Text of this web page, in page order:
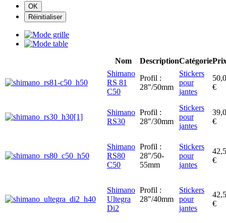
Nom DescriptionCatégorie
Shimano
RS 81
C50
Profil :
28"/50mm
Stickers
pour
jantes
50,0
€
Shimano
RS30
Profil :
28"/30mm
Stickers
pour
jantes
39,0
€
Shimano
RS80
C50
Profil :
28"/50-
55mm
Stickers
pour
jantes
42,5
€
Shimano
Ultegra
Di2
Profil :
28"/40mm
Stickers
pour
jantes
42,5
€